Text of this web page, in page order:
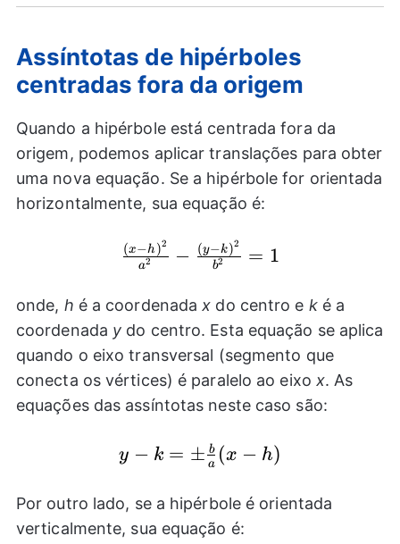
Assíntotas de hipérboles
centradas fora da origem
Quando a hipérbole está centrada fora da
origem, podemos aplicar translações para obter
uma nova equação. Se a hipérbole for orientada
horizontalmente, sua equação é:
\frac{{{(x-
h)}^2}}
{{{a}^2}}-
\frac{{{(y-
k)}^2}}
{{{b}^2}}=1
a2
(x−h )2
− b2
(y−k)2
= 1
onde, h é a coordenada x do centro e ké a
coordenada y do centro. Esta equação se aplica
quando o eixo transversal (segmento que
conecta os vértices) é paralelo ao eixo x. As
equações das assíntotas neste caso são:
y-
\frac{b}
{a}(x-h)
y − k = ± a
b (x − h)
Por outro lado, se a hipérbole é orientada
verticalmente, sua equação é: